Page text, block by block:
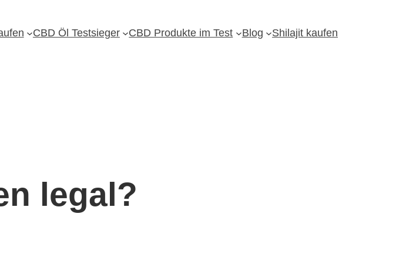
CBD Öl Testsieger CBD Produkte im Test Blog Shilajit kaufen
legal?